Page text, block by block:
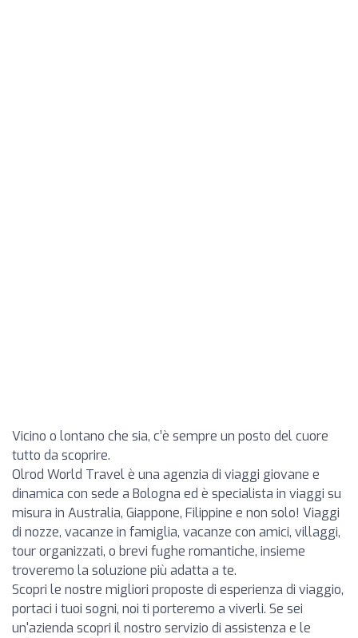
Vicino o lontano che sia, c’è sempre un posto del cuore
tutto da scoprire.
Olrod World Travel è una agenzia di viaggi giovane e
dinamica con sede a Bologna ed è specialista in viaggi su
misura in Australia, Giappone, Filippine e non solo! Viaggi
di nozze, vacanze in famiglia, vacanze con amici, villaggi,
tour organizzati, o brevi fughe romantiche, insieme
troveremo la soluzione più adatta a te.
Scopri le nostre migliori proposte di esperienza di viaggio,
portaci i tuoi sogni, noi ti porteremo a viverli. Se sei
un'azienda scopri il nostro servizio di assistenza e le